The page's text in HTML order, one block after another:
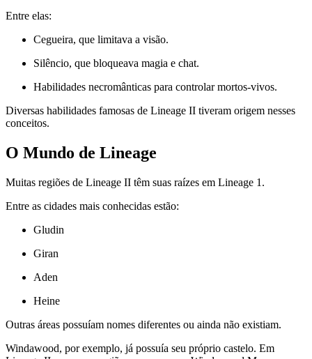
Entre elas:
Cegueira, que limitava a visão.
Silêncio, que bloqueava magia e chat.
Habilidades necromânticas para controlar mortos-vivos.
Diversas habilidades famosas de Lineage II tiveram origem nesses
conceitos.
O Mundo de Lineage
Muitas regiões de Lineage II têm suas raízes em Lineage 1.
Entre as cidades mais conhecidas estão:
Gludin
Giran
Aden
Heine
Outras áreas possuíam nomes diferentes ou ainda não existiam.
Windawood, por exemplo, já possuía seu próprio castelo. Em